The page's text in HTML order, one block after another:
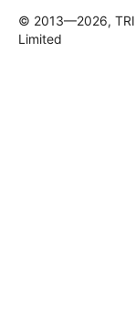
© 2013—2026,
Limited